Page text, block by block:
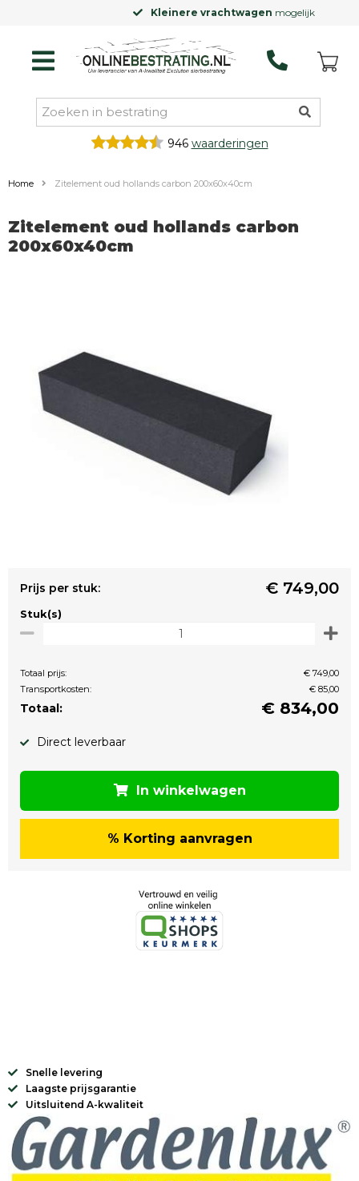
Kleinere vrachtwagenmogelijk
946 waarderingen
Home Zitelement oud hollands carbon 200x60x40cm
Zitelement oud hollands carbon
200x60x40cm
Prijs per stuk: € 749,00
Stuk(s)
Totaal prijs:
€ 749,00
Transportkosten:
€ 85,00
Totaal: € 834,00
Direct leverbaar
In winkelwagen
% Korting aanvragen
Snelle levering
Laagste prijsgarantie
Uitsluitend A-kwaliteit